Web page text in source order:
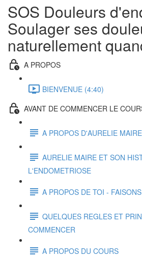
SOS Douleurs
Soulager ses
naturellement
A PROPOS
BIENVENUE (4:40)
AVANT DE COMMENCER LE
A PROPOS D'AURELIE MAIRE
AURELIE MAIRE ET SON
L'ENDOMETRIOSE
A PROPOS DE TOI -
QUELQUES REGLES ET
COMMENCER
A PROPOS DU COURS